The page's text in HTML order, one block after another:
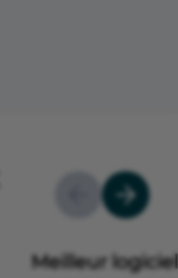
Meilleur